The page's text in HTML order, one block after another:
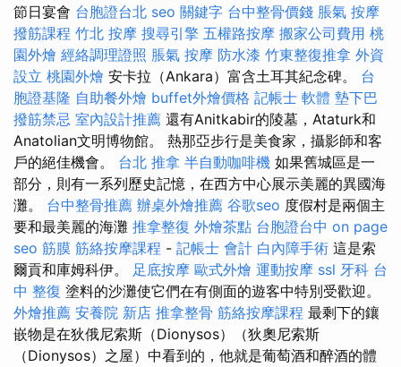
節日宴會 台胞證台北 seo 關鍵字 台中整骨價錢 脹氣 按摩
撥筋課程 竹北 按摩 搜尋引擎 五權路按摩 搬家公司費用 桃
園外燴 經絡調理證照 脹氣 按摩 防水漆 竹東整復推拿 外資
設立 桃園外燴 安卡拉（Ankara）富含土耳其紀念碑。 台
胞證基隆 自助餐外燴 buffet外燴價格 記帳士 軟體 墊下巴
撥筋禁忌 室內設計推薦 還有Anitkabir的陵墓，Ataturk和
Anatolian文明博物館。 熱那亞步行是美食家，攝影師和客
戶的絕佳機會。 台北 推拿 半自動咖啡機 如果舊城區是一
部分，則有一系列歷史記憶，在西方中心展示美麗的異國海
灘。 台中整骨推薦 辦桌外燴推薦 谷歌seo 度假村是兩個主
要和最美麗的海灘 推拿整復 外燴茶點 台胞證台中 on page
seo 筋膜 筋絡按摩課程 - 記帳士 會計 白內障手術 這是索
爾貢和庫姆科伊。 足底按摩 歐式外燴 運動按摩 ssl 牙科 台
中 整復 塗料的沙灘使它們在有側面的遊客中特別受歡迎。
外燴推薦 安養院 新店 推拿整骨 筋絡按摩課程 最剩下的鑲
嵌物是在狄俄尼索斯（Dionysos）（狄奧尼索斯
（Dionysos）之屋）中看到的，他就是葡萄酒和醉酒的體